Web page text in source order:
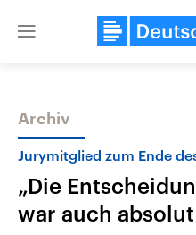
Close
Themen
Archiv
Jurymitglied zum Ende
„Die
war auch